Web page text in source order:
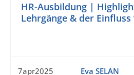
HR-Ausbildung |
Lehrgänge & der Einfluss
7apr2025 Eva SELAN